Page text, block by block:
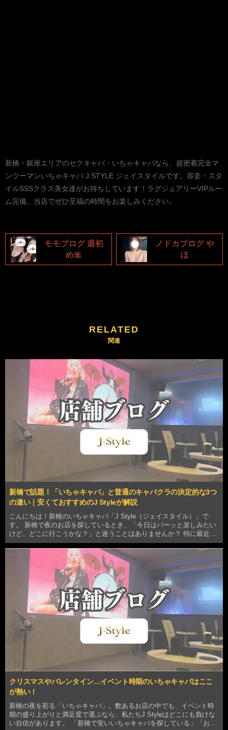
新橋・銀座エリアのセクキャバ・いちゃキャバなら、超密着完全マ
ンツーマンいちゃキャバ J STYLE ジェイスタイルです。容姿・スタ
イルSSSクラス美女達がお待ちしています！ラグジュアリーVIPルー
ム完備。当店でぜひ至福の時間をお楽しみください。
モモブログ 週初
め🎀
ノドカブログ や
ほ
RELATED
新橋で話題！「いちゃキャバ」と普通のキャバクラの決定的な3つ
の違い｜安くておすすめのJ Styleが解説
こんにちは！新橋のいちゃキャバ「J Style（ジェイスタイル）」で
す。 新橋で夜のお店を探しているとき、「今日はパーッと楽しみたい
けど、どこに行こうかな？」と迷うことはありませんか？ 特に最近、
新橋エリアで検索されているのが「いちゃキャバ」というキーワー
ド。 「名前は聞いたことあるけど、普通のキャ…
クリスマスやバレンタイン…イベント時期のいちゃキャバはここ
が熱い！
新橋の夜を彩る「いちゃキャバ」。数あるお店の中でも、イベント時
期の盛り上がりと満足度で選ぶなら、私たちJ Styleはどこにも負けな
い自信があります。 「新橋で安いいちゃキャバを探している」「おす